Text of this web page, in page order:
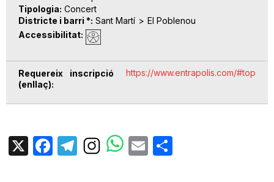
Tipologia Concert
Districte i barri * Sant Martí
El Poblenou
Accessibilitat
Requereix inscripció
(enllaç)
https://www.entrapolis.com/#top
X Facebook
TelegramEmail